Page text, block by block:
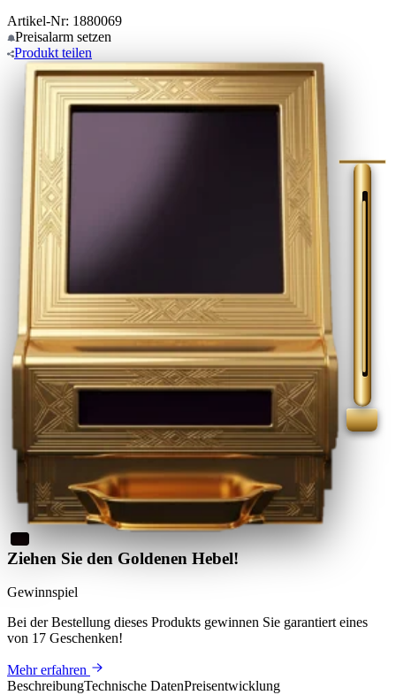
Artikel-Nr: 1880069
Preisalarm setzen
Produkt teilen
Ziehen Sie den Goldenen Hebel!
Gewinnspiel
Bei der Bestellung dieses Produkts gewinnen Sie garantiert eines
von 17 Geschenken!
Mehr erfahren
BeschreibungTechnische DatenPreisentwicklung